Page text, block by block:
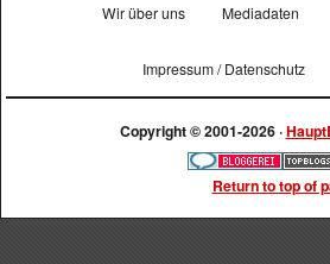
Wir über uns Mediadaten
Impressum / Datenschutz
Copyright © 2001-2026 ·
Return to top of